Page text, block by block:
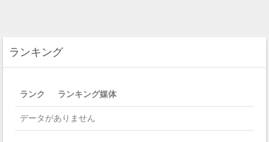
ランキング
ランク ランキング媒体
データがありません